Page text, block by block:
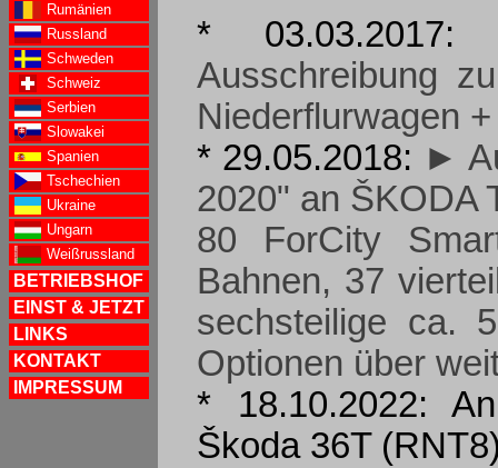
Rumänien
Russland
Schweden
Schweiz
Serbien
Slowakei
Spanien
Tschechien
Ukraine
Ungarn
Weißrussland
BETRIEBSHOF
EINST & JETZT
LINKS
KONTAKT
IMPRESSUM
*
Ausschreibung
Niederflurwagen
* 29.05.2018: ►
2020" an ŠKODA
80 ForCity
Bahnen, 37
sechsteilige ca.
Optionen über
* 18.10.2022:
Škoda 36T